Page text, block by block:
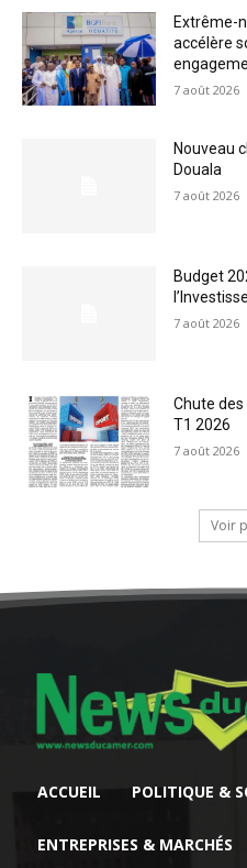
Extrême-
accélère
7 août 2026
Nouveau
Douala
7 août 2026
Budget
7 août 2026
Chute
T1 2026
7 août 2026
Voir
ACCUEIL POLITIQUE &
ENTREPRISES & MARCHÉS